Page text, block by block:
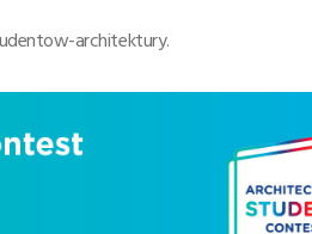
architektury.